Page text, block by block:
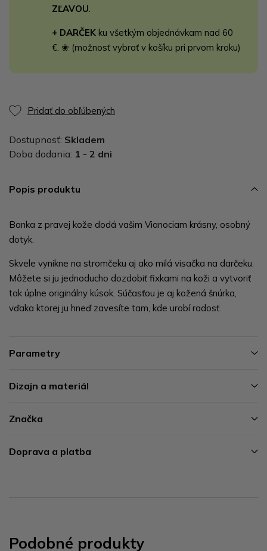
ZĽAVOU
+ DARČEK ku všetkým objednávkam nad 60
€. ❀ (možnosť vybrať v košíku pri prvom kroku)
Pridať do obľúbených
Dostupnosť: Skladem
Doba dodania: 1 - 2 dni
Popis produktu
Banka z pravej kože dodá vašim Vianociam krásny, osobný
dotyk.
Skvele vynikne na stromčeku aj ako milá visačka na darčeku.
Môžete si ju jednoducho dozdobiť fixkami na koži a vytvoriť
tak úplne originálny kúsok. Súčasťou je aj kožená šnúrka,
vďaka ktorej ju hneď zavesíte tam, kde urobí radosť.
Parametry
Dizajn a materiál
Značka
Doprava a platba
Podobné produkty